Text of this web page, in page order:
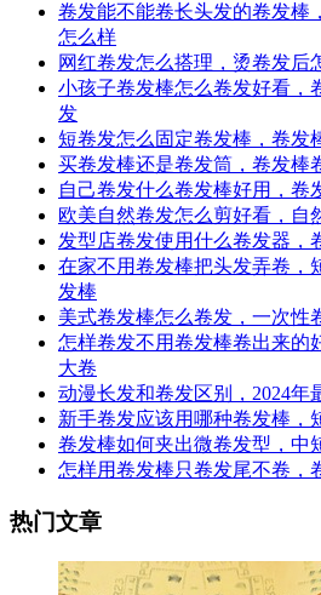
卷发能不能卷长头发的卷发棒
怎么样
网红卷发怎么搭理，烫卷发后
小孩子卷发棒怎么卷发好看，
发
短卷发怎么固定卷发棒，卷发
买卷发棒还是卷发筒，卷发棒
自己卷发什么卷发棒好用，卷
欧美自然卷发怎么剪好看，自
发型店卷发使用什么卷发器，
在家不用卷发棒把头发弄卷，
发棒
美式卷发棒怎么卷发，一次性
怎样卷发不用卷发棒卷出来的
大卷
动漫长发和卷发区别，2024年
新手卷发应该用哪种卷发棒，
卷发棒如何夹出微卷发型，中
怎样用卷发棒只卷发尾不卷，
热门文章